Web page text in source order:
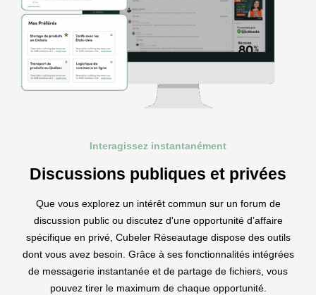
Interagissez instantanément
Discussions publiques et privées
Que vous explorez un intérêt commun sur un forum de
discussion public ou discutez d'une opportunité d’affaire
spécifique en privé, Cubeler Réseautage dispose des outils
dont vous avez besoin. Grâce à ses fonctionnalités intégrées
de messagerie instantanée et de partage de fichiers, vous
pouvez tirer le maximum de chaque opportunité.